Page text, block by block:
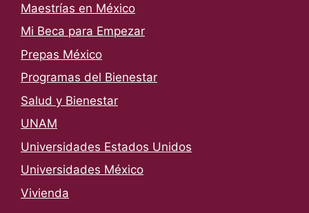
Maestrías en México
Mi Beca para Empezar
Prepas México
Programas del Bienestar
Salud y Bienestar
UNAM
Universidades Estados Unidos
Universidades México
Vivienda